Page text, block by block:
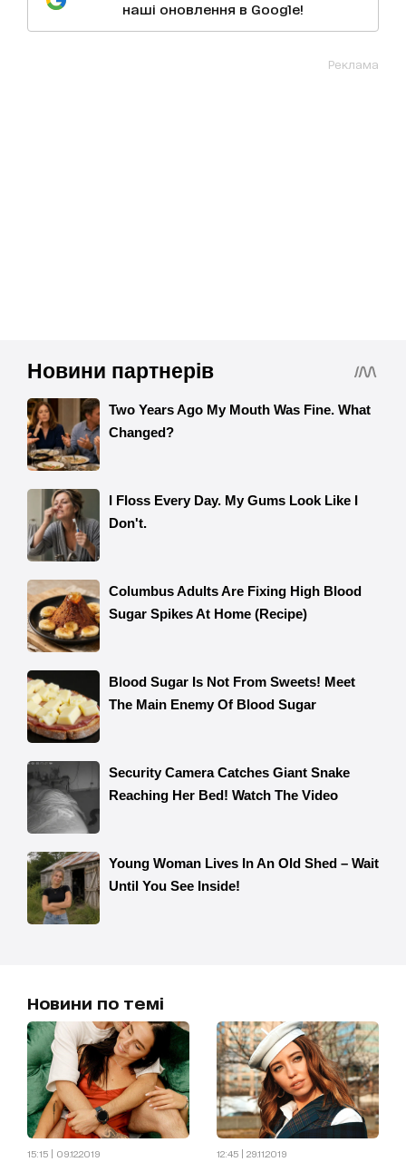
наші оновлення в Google!
Реклама
Новини по темі
15:15 | 09.12.2019 12:45 | 29.11.2019